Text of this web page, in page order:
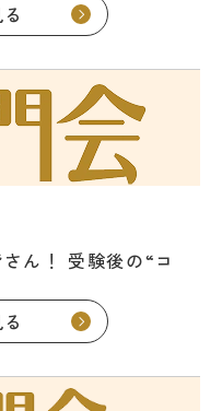
い合わせ
方はこちら
ん！ 受験後の“コ